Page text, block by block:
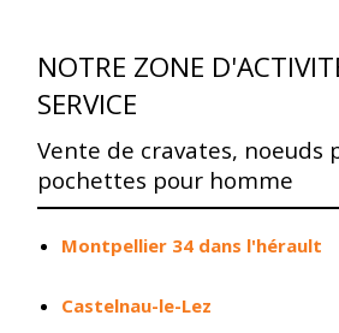
NOTRE ZONE
SERVICE
Vente de cravates, noeuds
pochettes pour homme
Montpellier 34 dans l'hérault
Castelnau-le-Lez